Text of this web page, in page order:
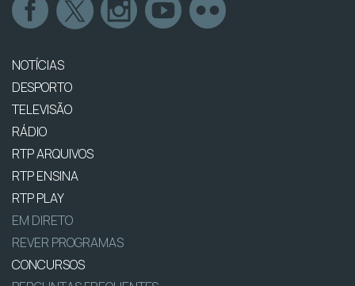
NOTÍCIAS
DESPORTO
TELEVISÃO
RÁDIO
RTP ARQUIVOS
RTP ENSINA
RTP PLAY
EM DIRETO
REVER PROGRAMAS
CONCURSOS